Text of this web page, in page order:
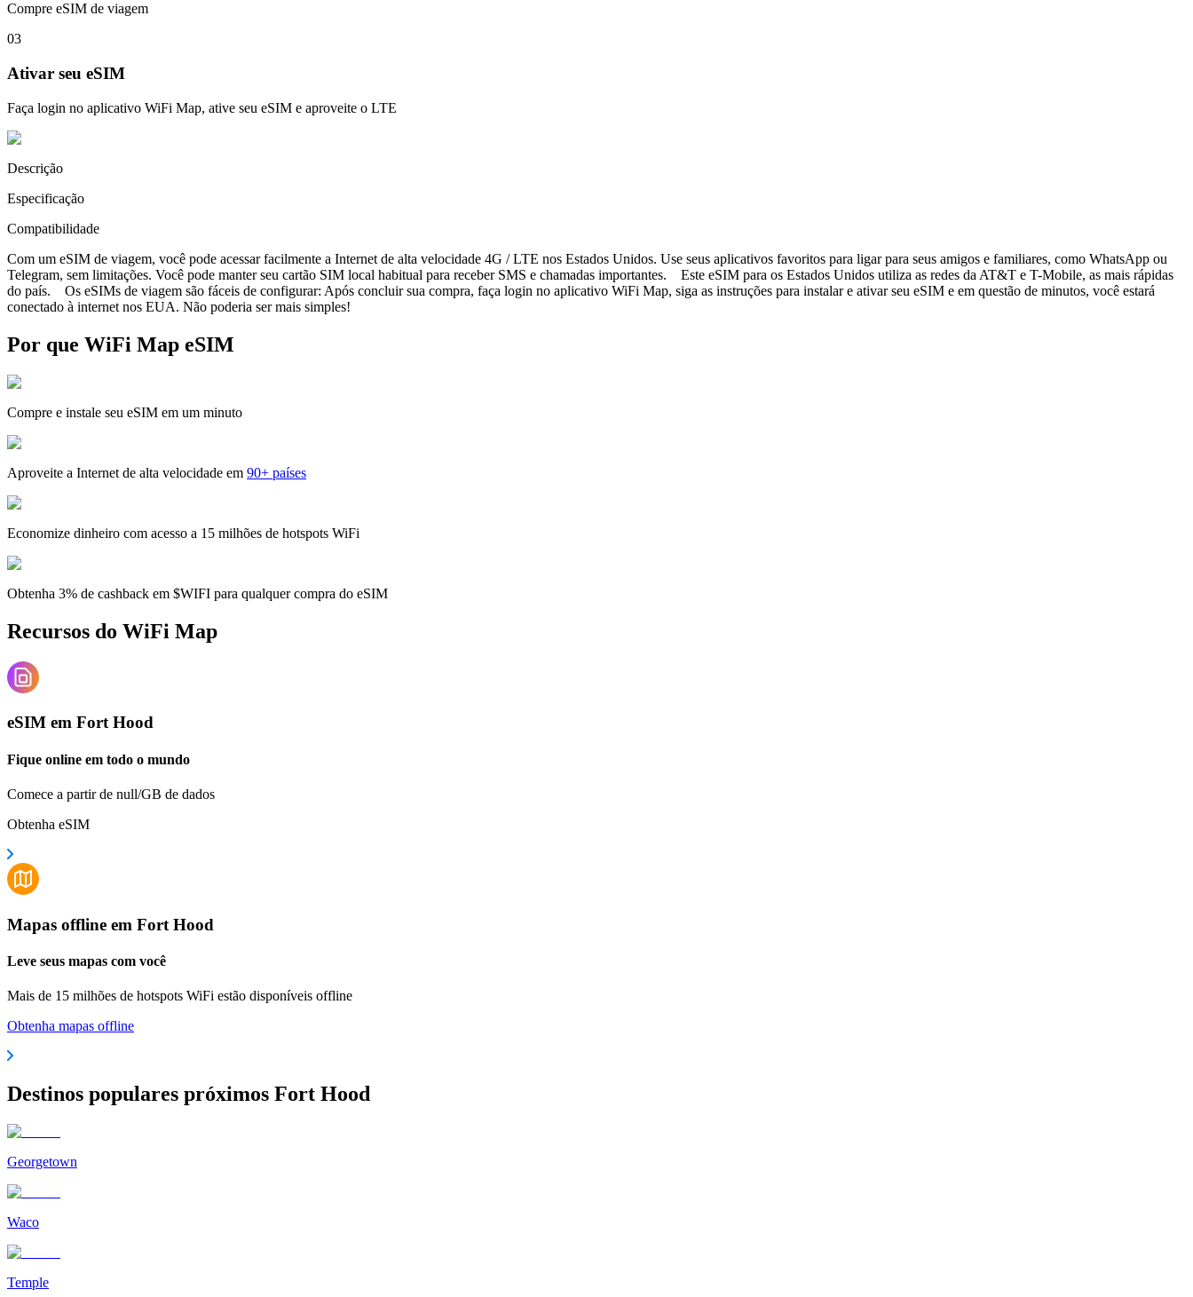
Compre eSIM de viagem
03
Ativar seu eSIM
Faça login no aplicativo WiFi Map, ative seu eSIM e aproveite o LTE
Descrição
Especificação
Compatibilidade
Com um eSIM de viagem, você pode acessar facilmente a Internet de alta velocidade 4G / LTE nos Estados Unidos. Use seus aplicativos favoritos para ligar para seus amigos e familiares, como WhatsApp ou
Telegram, sem limitações. Você pode manter seu cartão SIM local habitual para receber SMS e chamadas importantes. Este eSIM para os Estados Unidos utiliza as redes da AT&T e T-Mobile, as mais rápidas
do país. Os eSIMs de viagem são fáceis de configurar: Após concluir sua compra, faça login no aplicativo WiFi Map, siga as instruções para instalar e ativar seu eSIM e em questão de minutos, você estará
conectado à internet nos EUA. Não poderia ser mais simples!
Por que WiFi Map eSIM
Compre e instale seu eSIM em um minuto
Aproveite a Internet de alta velocidade em 90+ países
Economize dinheiro com acesso a 15 milhões de hotspots WiFi
Obtenha 3% de cashback em $WIFI para qualquer compra do eSIM
Recursos do WiFi Map
eSIM em Fort Hood
Fique online em todo o mundo
Comece a partir de null/GB de dados
Obtenha eSIM
Mapas offline em Fort Hood
Leve seus mapas com você
Mais de 15 milhões de hotspots WiFi estão disponíveis offline
Obtenha mapas offline
Destinos populares próximos Fort Hood
Georgetown
Waco
Temple